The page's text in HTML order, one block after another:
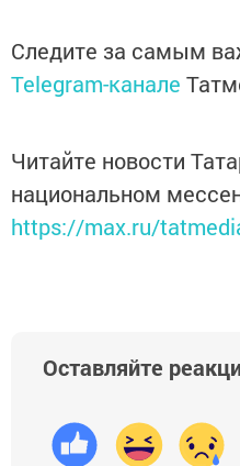
Следите за самым
Telegram-канале
Читайте новости
национальном
https://max.ru/
Оставляйте